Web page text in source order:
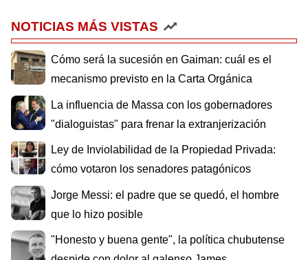
NOTICIAS MÁS VISTAS
Cómo será la sucesión en Gaiman: cuál es el
mecanismo previsto en la Carta Orgánica
La influencia de Massa con los gobernadores
"dialoguistas" para frenar la extranjerización
Ley de Inviolabilidad de la Propiedad Privada:
cómo votaron los senadores patagónicos
Jorge Messi: el padre que se quedó, el hombre
que lo hizo posible
"Honesto y buena gente", la política chubutense